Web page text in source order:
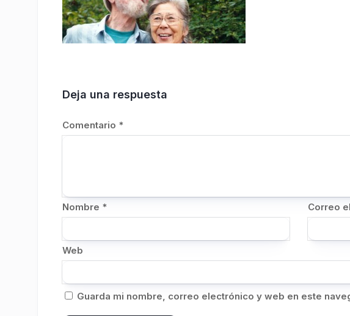
Deja una respuesta
Comentario *
Nombre * Correo
Web
Guarda mi nombre, correo electrónico y web en este